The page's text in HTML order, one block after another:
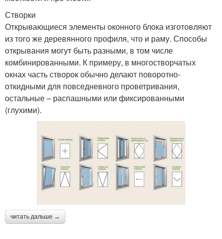
Створки
Открывающиеся элементы оконного блока изготовляют
из того же деревянного профиля, что и раму. Способы
открывания могут быть разными, в том числе
комбинированными. К примеру, в многостворчатых
окнах часть створок обычно делают поворотно-
откидными для повседневного проветривания,
остальные – распашными или фиксированными
(глухими).
читать дальше →